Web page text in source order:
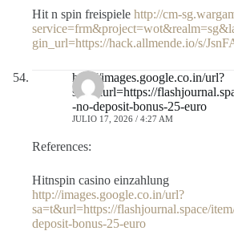
Hit n spin freispiele http://cm-
gin_url=https://hack.allmende.io/s/
http://images.google.co.in/url?
sa=t&url=https://
-no-deposit-bonus-25-euro
JULIO 17, 2026 / 4:27 AM
References:
Hitnspin casino einzahlung
http://images.google.co.in/url?
sa=t&url=https://flashjournal.space/
deposit-bonus-25-euro